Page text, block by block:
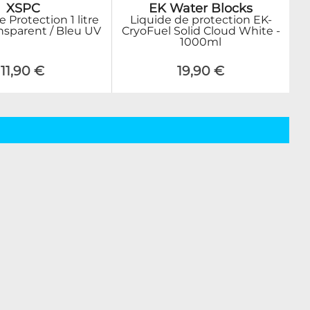
XSPC
Protection 1 litre
/ Bleu UV
11,90 €
EK Water Blocks
Liquide de protection EK-
CryoFuel Solid Cloud White -
1000ml
19,90 €